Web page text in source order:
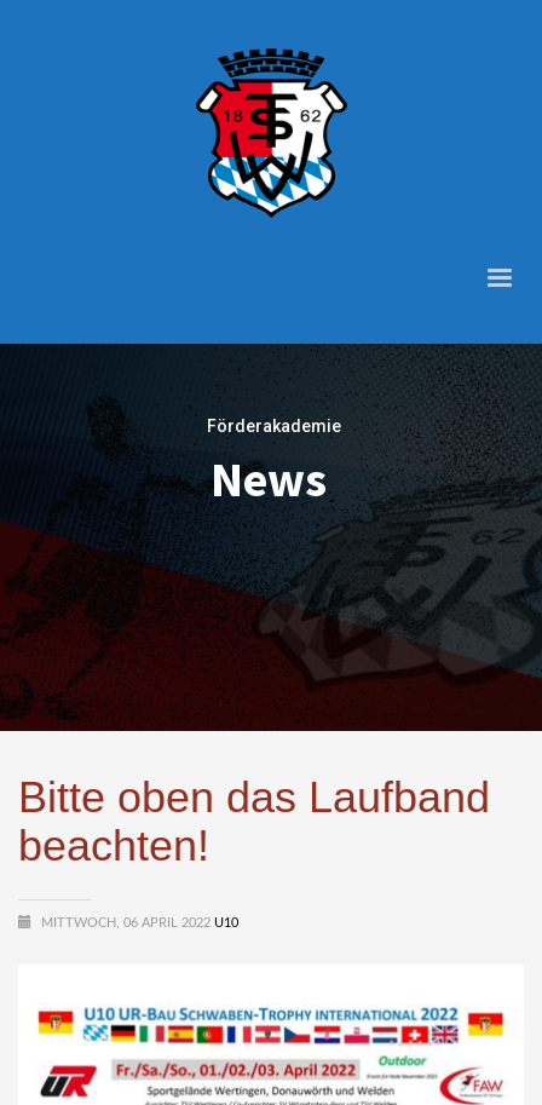
Förderakademie
News
Bitte oben das Laufband
beachten!
MITTWOCH, 06 APRIL 2022 U10